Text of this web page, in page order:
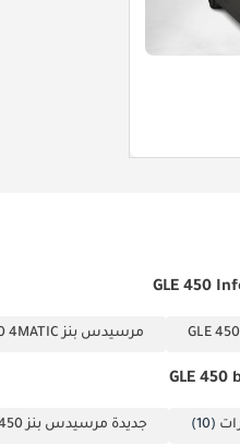
مرسيدس بنز GLE 450 4MATIC
(10) جديدة مرسيدس بنز GLE 450 دبي